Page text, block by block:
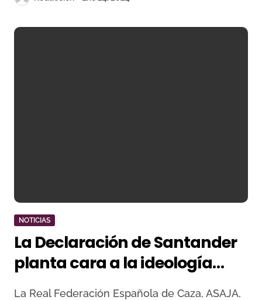
NOTICIAS
La Declaración de Santander
planta cara a la ideología
animalista
La Real Federación Española de Caza, ASAJA,